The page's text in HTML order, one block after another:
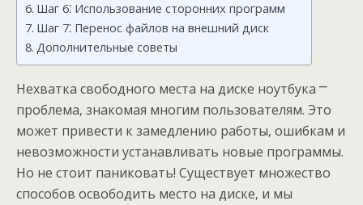
Шаг 6⁚ Использование сторонних программ
Шаг 7⁚ Перенос файлов на внешний диск
Дополнительные советы
Нехватка свободного места на диске ноутбука ⎻
проблема‚ знакомая многим пользователям. Это
может привести к замедлению работы‚ ошибкам и
невозможности устанавливать новые программы.
Но не стоит паниковать! Существует множество
способов освободить место на диске‚ и мы